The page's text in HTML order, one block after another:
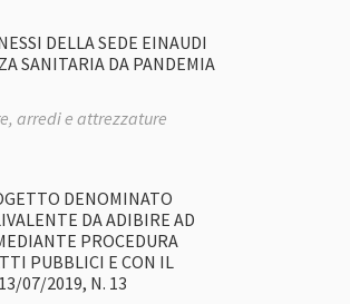
DELLA SEDE EINAUDI
SANITARIA DA PANDEMIA
arredi e attrezzature
DENOMINATO
DA ADIBIRE AD
PROCEDURA
PUBBLICI E CON IL
07/2019, N. 13